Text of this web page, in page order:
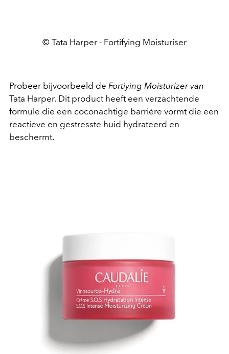
© Tata Harper - Fortifying Moisturiser
Probeer bijvoorbeeld de Fortiying Moisturizer van
Tata Harper. Dit product heeft een verzachtende
formule die een coconachtige barrière vormt die een
reactieve en gestresste huid hydrateerd en
beschermt.